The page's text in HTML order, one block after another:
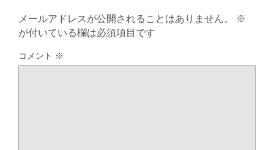
メールアドレスが公開されることはありません。
※
が付いている欄は必須項目です
コメント ※